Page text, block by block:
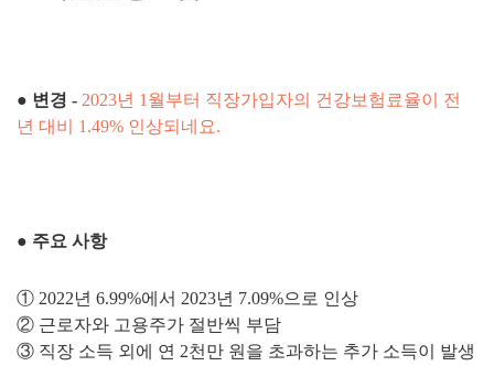
● 변경 - 2023년 1월부터 직장가입자의 건강보험료율이 전
년 대비 1.49% 인상되네요.
● 주요 사항
① 2022년 6.99%에서 2023년 7.09%으로 인상
② 근로자와 고용주가 절반씩 부담
③ 직장 소득 외에 연 2천만 원을 초과하는 추가 소득이 발생